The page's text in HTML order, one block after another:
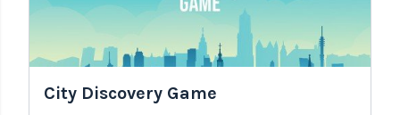
City Discovery Game